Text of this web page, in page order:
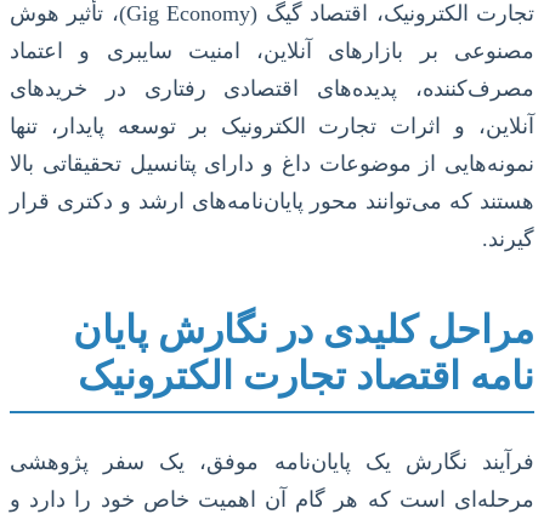
تجارت الکترونیک، اقتصاد گیگ (Gig Economy)، تأثیر هوش
مصنوعی بر بازارهای آنلاین، امنیت سایبری و اعتماد
مصرف‌کننده، پدیده‌های اقتصادی رفتاری در خریدهای
آنلاین، و اثرات تجارت الکترونیک بر توسعه پایدار، تنها
نمونه‌هایی از موضوعات داغ و دارای پتانسیل تحقیقاتی بالا
هستند که می‌توانند محور پایان‌نامه‌های ارشد و دکتری قرار
گیرند.
مراحل کلیدی در نگارش پایان
نامه اقتصاد تجارت الکترونیک
فرآیند نگارش یک پایان‌نامه موفق، یک سفر پژوهشی
مرحله‌ای است که هر گام آن اهمیت خاص خود را دارد و